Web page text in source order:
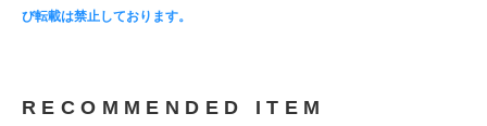
び転載は禁止しております。
RECOMMENDED ITEM